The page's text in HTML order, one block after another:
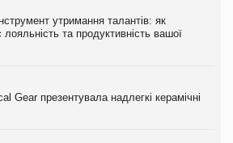
утримання талантів: як
та продуктивність вашої
Gear презентувала надлегкі керамічні